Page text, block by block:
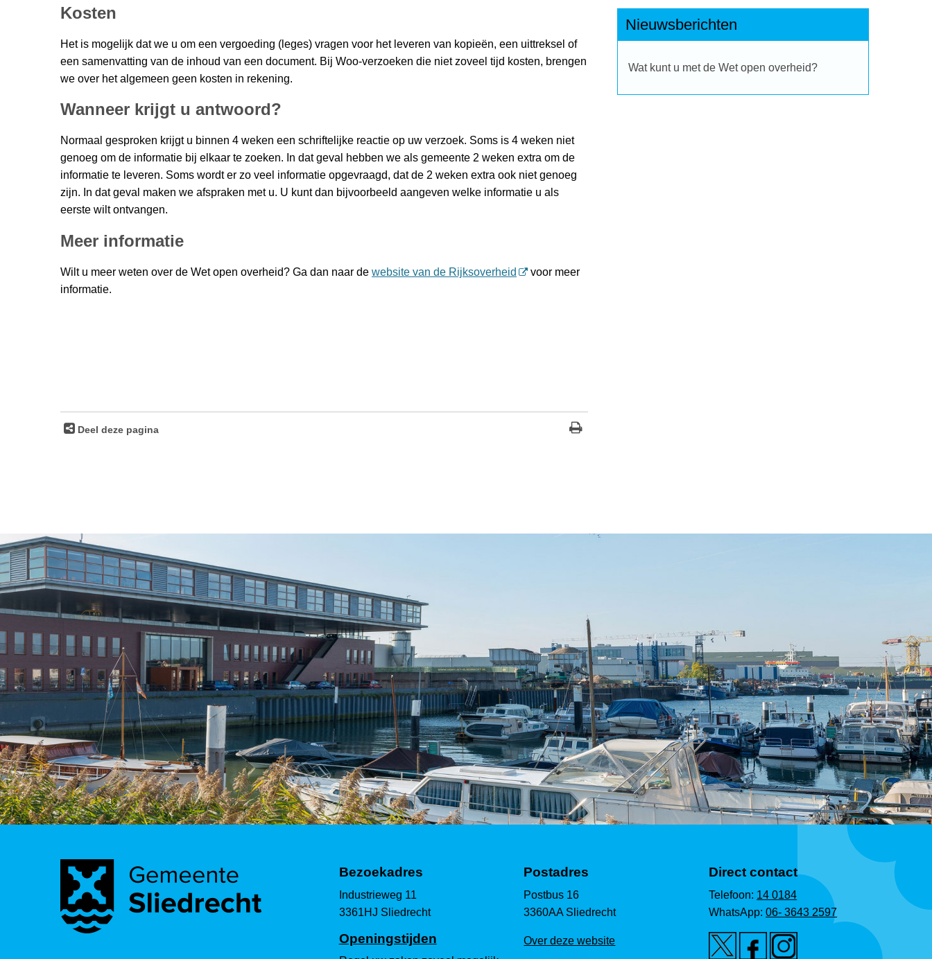
Kosten
Het is mogelijk dat we u om een vergoeding (leges) vragen voor het leveren van kopieën, een uittreksel of
een samenvatting van de inhoud van een document. Bij Woo-verzoeken die niet zoveel tijd kosten, brengen
we over het algemeen geen kosten in rekening.
Wanneer krijgt u antwoord?
Normaal gesproken krijgt u binnen 4 weken een schriftelijke reactie op uw verzoek. Soms is 4 weken niet
genoeg om de informatie bij elkaar te zoeken. In dat geval hebben we als gemeente 2 weken extra om de
informatie te leveren. Soms wordt er zo veel informatie opgevraagd, dat de 2 weken extra ook niet genoeg
zijn. In dat geval maken we afspraken met u. U kunt dan bijvoorbeeld aangeven welke informatie u als
eerste wilt ontvangen.
Meer informatie
Wilt u meer weten over de Wet open overheid? Ga dan naar de website van de Rijksoverheid
voor meer
informatie.
Deel deze pagina
Nieuwsberichten
Wat kunt u met de Wet open overheid?
Bezoekadres
Industrieweg 11
3361HJ Sliedrecht
Openingstijden
Postadres
Postbus 16
3360AA Sliedrecht
Over deze website
Direct contact
Telefoon: 14 0184
WhatsApp:06- 3643 2597